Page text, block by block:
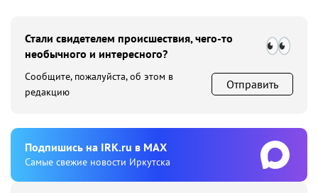
Стали свидетелем происшествия, чего-то
необычного и интересного?
Сообщите, пожалуйста, об этом в
редакцию
Отправить
Подпишиcь на IRK.ru в MAX
Cамые свежие новости Иркутска